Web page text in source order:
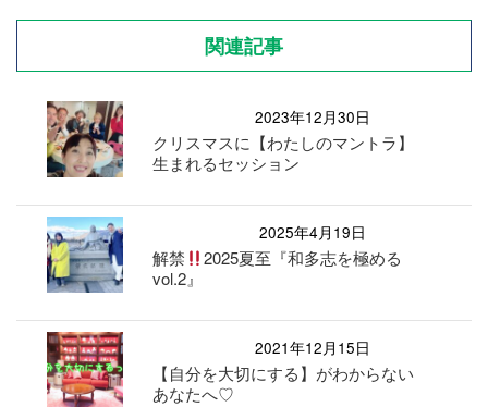
関連記事
2023年12月30日
クリスマスに【わたしのマントラ】
生まれるセッション
2025年4月19日
解禁
2025夏至『和多志を極める
vol.2』
2021年12月15日
【自分を大切にする】がわからない
あなたへ♡